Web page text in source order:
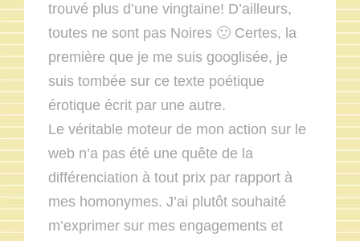
trouvé plus d’une vingtaine! D’ailleurs,
toutes ne sont pas Noires 🙂 Certes, la
première que je me suis googlisée, je
suis tombée sur ce texte poétique
érotique écrit par une autre.
Le véritable moteur de mon action sur le
web n’a pas été une quête de la
différenciation à tout prix par rapport à
mes homonymes. J’ai plutôt souhaité
m’exprimer sur mes engagements et